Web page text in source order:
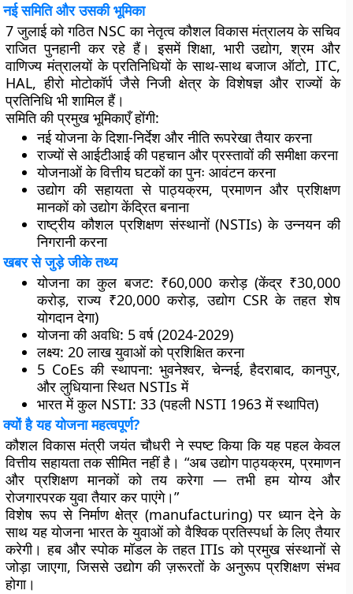
नई समिति और उसकी भूमिका
7 जुलाई को गठित NSC का नेतृत्व कौशल विकास मंत्रालय के सचिव
राजित पुनहानी कर रहे हैं। इसमें शिक्षा, भारी उद्योग, श्रम और
वाणिज्य मंत्रालयों के प्रतिनिधियों के साथ-साथ बजाज ऑटो, ITC,
HAL, हीरो मोटोकॉर्प जैसे निजी क्षेत्र के विशेषज्ञ और राज्यों के
प्रतिनिधि भी शामिल हैं।
समिति की प्रमुख भूमिकाएँ होंगी:
नई योजना के दिशा-निर्देश और नीति रूपरेखा तैयार करना
राज्यों से आईटीआई की पहचान और प्रस्तावों की समीक्षा करना
योजनाओं के वित्तीय घटकों का पुनः आवंटन करना
उद्योग की सहायता से पाठ्यक्रम, प्रमाणन और प्रशिक्षण
मानकों को उद्योग केंद्रित बनाना
राष्ट्रीय कौशल प्रशिक्षण संस्थानों (NSTIs) के उन्नयन की
निगरानी करना
खबर से जुड़े जीके तथ्य
योजना का कुल बजट: ₹60,000 करोड़ (केंद्र ₹30,000
करोड़, राज्य ₹20,000 करोड़, उद्योग CSR के तहत शेष
योगदान देगा)
योजना की अवधि: 5 वर्ष (2024-2029)
लक्ष्य: 20 लाख युवाओं को प्रशिक्षित करना
5 CoEs की स्थापना: भुवनेश्वर, चेन्नई, हैदराबाद, कानपुर,
और लुधियाना स्थित NSTIs में
भारत में कुल NSTI: 33 (पहली NSTI 1963 में स्थापित)
क्यों है यह योजना महत्वपूर्ण?
कौशल विकास मंत्री जयंत चौधरी ने स्पष्ट किया कि यह पहल केवल
वित्तीय सहायता तक सीमित नहीं है। “अब उद्योग पाठ्यक्रम, प्रमाणन
और प्रशिक्षण मानकों को तय करेगा — तभी हम योग्य और
रोजगारपरक युवा तैयार कर पाएंगे।”
विशेष रूप से निर्माण क्षेत्र (manufacturing) पर ध्यान देने के
साथ यह योजना भारत के युवाओं को वैश्विक प्रतिस्पर्धा के लिए तैयार
करेगी। हब और स्पोक मॉडल के तहत ITIs को प्रमुख संस्थानों से
जोड़ा जाएगा, जिससे उद्योग की ज़रूरतों के अनुरूप प्रशिक्षण संभव
होगा।